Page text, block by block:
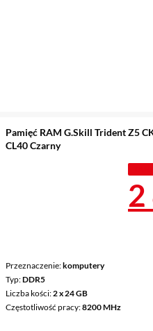
Pamięć RAM G.Skill Trident Z5
CL40 Czarny
Przeznaczenie komputery
Typ DDR5
Liczba kości 2 x 24 GB
Częstotliwość pracy 8200 MHz